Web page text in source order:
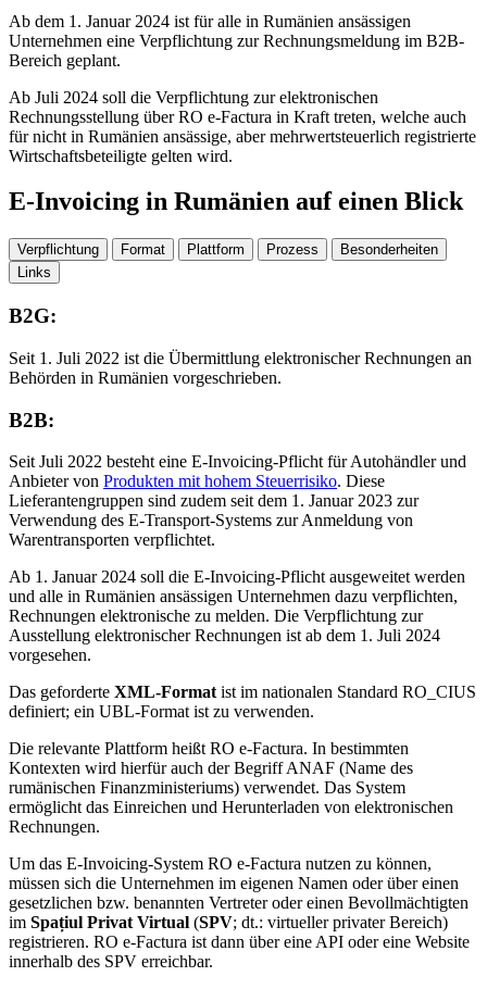
Ab dem 1. Januar 2024 ist für alle in Rumänien ansässigen
Unternehmen eine Verpflichtung zur Rechnungsmeldung im B2B-
Bereich geplant.
Ab Juli 2024 soll die Verpflichtung zur elektronischen
Rechnungsstellung über RO e-Factura in Kraft treten, welche auch
für nicht in Rumänien ansässige, aber mehrwertsteuerlich registrierte
Wirtschaftsbeteiligte gelten wird.
E-Invoicing in Rumänien auf einen Blick
Verpflichtung Format Plattform Prozess
Besonderheiten
Links
B2G:
Seit 1. Juli 2022 ist die Übermittlung elektronischer Rechnungen an
Behörden in Rumänien vorgeschrieben.
B2B:
Seit Juli 2022 besteht eine E-Invoicing-Pflicht für Autohändler und
Anbieter von Produkten mit hohem Steuerrisiko. Diese
Lieferantengruppen sind zudem seit dem 1. Januar 2023 zur
Verwendung des E-Transport-Systems zur Anmeldung von
Warentransporten verpflichtet.
Ab 1. Januar 2024 soll die E-Invoicing-Pflicht ausgeweitet werden
und alle in Rumänien ansässigen Unternehmen dazu verpflichten,
Rechnungen elektronische zu melden. Die Verpflichtung zur
Ausstellung elektronischer Rechnungen ist ab dem 1. Juli 2024
vorgesehen.
Das geforderte XML-Format ist im nationalen Standard RO_CIUS
definiert; ein UBL-Format ist zu verwenden.
Die relevante Plattform heißt RO e-Factura. In bestimmten
Kontexten wird hierfür auch der Begriff ANAF (Name des
rumänischen Finanzministeriums) verwendet. Das System
ermöglicht das Einreichen und Herunterladen von elektronischen
Rechnungen.
Um das E-Invoicing-System RO e-Factura nutzen zu können,
müssen sich die Unternehmen im eigenen Namen oder über einen
gesetzlichen bzw. benannten Vertreter oder einen Bevollmächtigten
im Spațiul Privat Virtual (SPV; dt.: virtueller privater Bereich)
registrieren. RO e-Factura ist dann über eine API oder eine Website
innerhalb des SPV erreichbar.